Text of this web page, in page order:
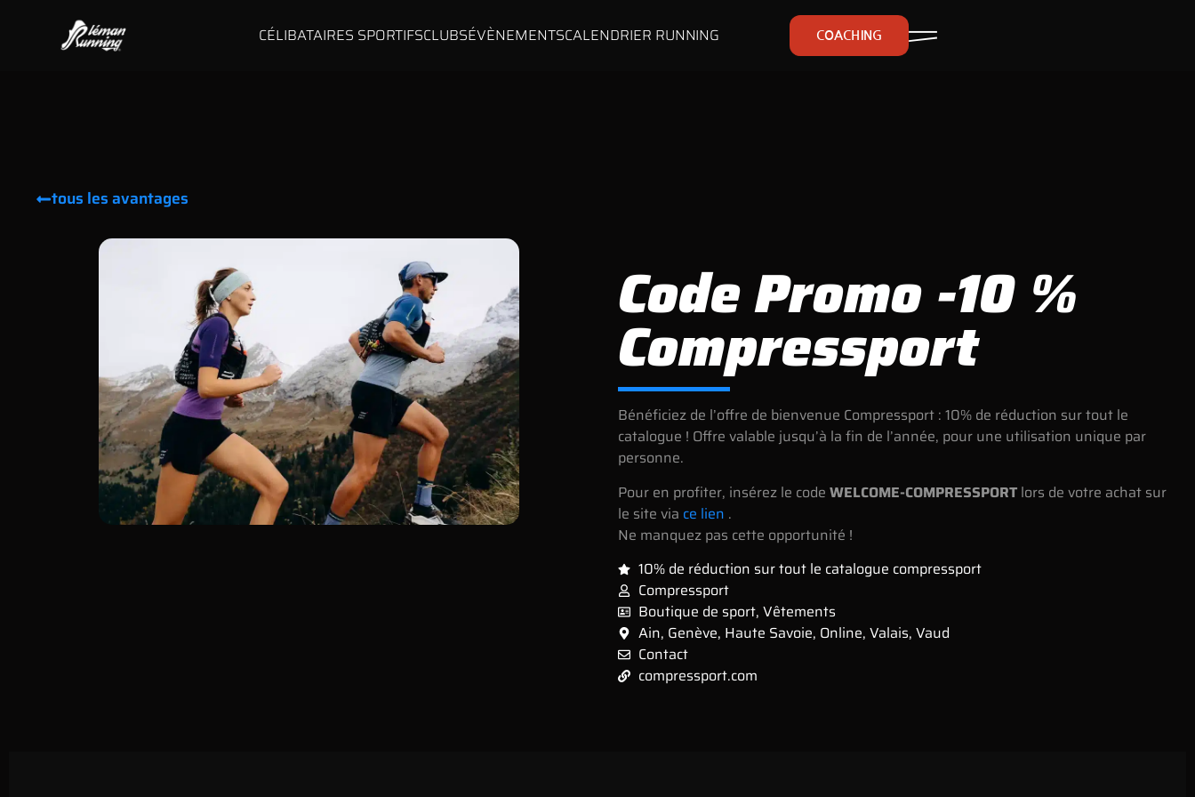
CÉLIBATAIRES SPORTIFSCLUBSÉVÈNEMENTSCALENDRIER RUNNING COACHING
tous les avantages
Code Promo -10 %
Compressport
Bénéficiez de l’offre de bienvenue Compressport : 10% de réduction sur tout le
catalogue ! Offre valable jusqu’à la fin de l’année, pour une utilisation unique par
personne.
Pour en profiter, insérez le codeWELCOME-COMPRESSPORT lors de votre achat sur
le site via ce lien .
Ne manquez pas cette opportunité !
10% de réduction sur tout le catalogue compressport
Compressport
Boutique de sport, Vêtements
Ain, Genève, Haute Savoie, Online, Valais, Vaud
Contact
compressport.com